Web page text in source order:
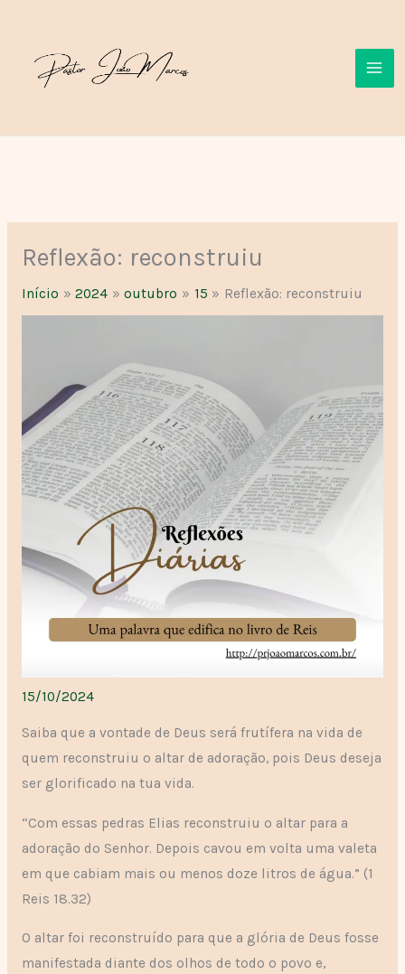
conteúdo
Reflexão: reconstruiu
Início 2024 outubro 15 Reflexão: reconstruiu
15/10/2024
Saiba que a vontade de Deus será frutífera na vida de
quem reconstruiu o altar de adoração, pois Deus deseja
ser glorificado na tua vida.
“Com essas pedras Elias reconstruiu o altar para a
adoração do Senhor. Depois cavou em volta uma valeta
em que cabiam mais ou menos doze litros de água.” (1
Reis 18.32)
O altar foi reconstruído para que a glória de Deus fosse
manifestada diante dos olhos de todo o povo e,